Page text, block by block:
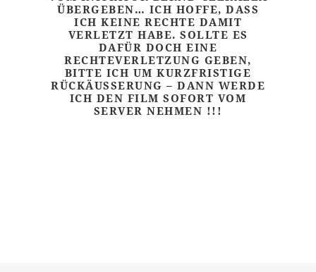
ÜBERGEBEN… ICH HOFFE, DASS
ICH KEINE RECHTE DAMIT
VERLETZT HABE. SOLLTE ES
DAFÜR DOCH EINE
RECHTEVERLETZUNG GEBEN,
BITTE ICH UM KURZFRISTIGE
RÜCKÄUSSERUNG – DANN WERDE I
CH DEN FILM SOFORT VOM S
ERVER NEHMEN !!!